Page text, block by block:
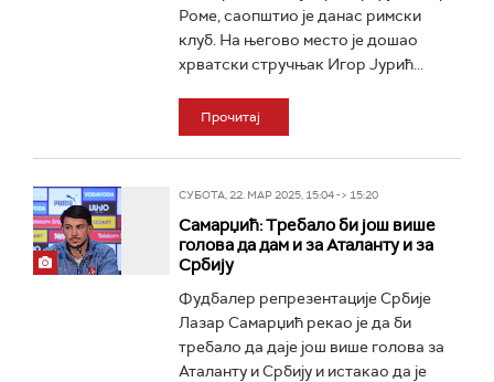
Роме, саопштио је данас римски
клуб. На његово место је дошао
хрватски стручњак Игор Јурић...
Прочитај
СУБОТА, 22. МАР 2025, 15:04 -> 15:20
Самарџић: Требало би још више
голова да дам и за Аталанту и за
Србију
Фудбалер репрезентације Србије
Лазар Самарџић рекао је да би
требало да даје још више голова за
Аталанту и Србију и истакао да је